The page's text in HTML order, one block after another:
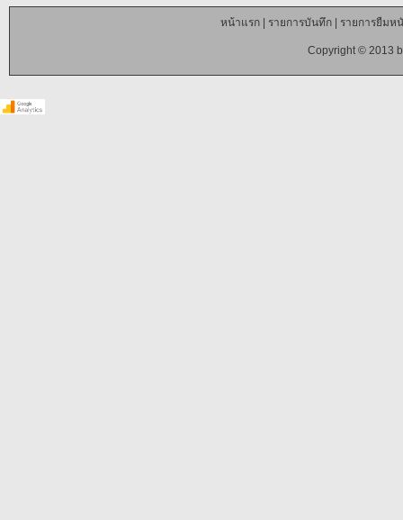
หน้าแรก| รายการบันทึก| รายการยืมห
Copyright © 2013